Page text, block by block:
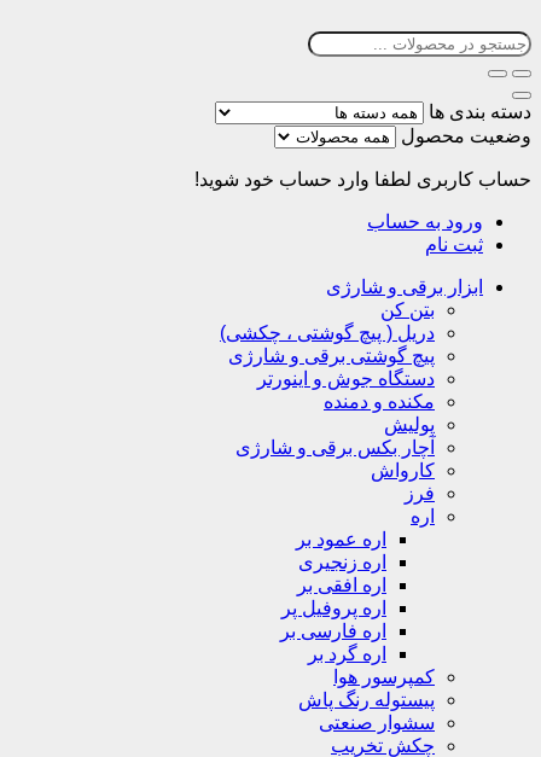
دسته بندی ها
وضعیت محصول
حساب کاربری لطفا وارد حساب خود شوید!
ورود به حساب
ثبت نام
ابزار برقی و شارژی
بتن کن
دریل ( پیچ گوشتی ، چکشی)
پیچ گوشتی برقی و شارژی
دستگاه جوش و اینورتر
مکنده و دمنده
پولیش
آچار بکس برقی و شارژی
کارواش
فرز
اره
اره عمود بر
اره زنجیری
اره افقی بر
اره پروفیل پر
اره فارسی بر
اره گرد بر
کمپرسور هوا
پیستوله رنگ پاش
سشوار صنعتی
چکش تخریب